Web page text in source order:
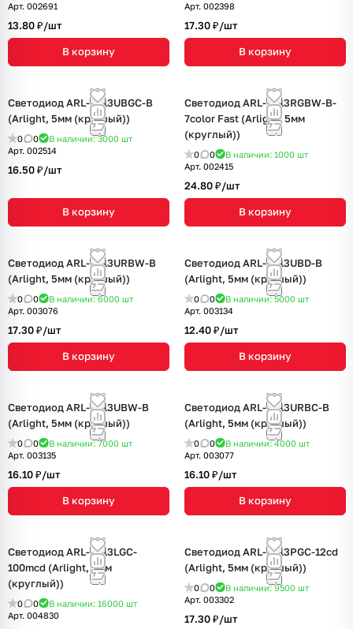
Арт. 002691
13.80 ₽/шт
В корзину
Арт. 002398
17.30 ₽/шт
В корзину
Светодиод ARL-5013UBGC-B
(Arlight, 5мм (круглый))
0 0 В наличии: 3000 шт
Арт. 002514
16.50 ₽/шт
В корзину
Светодиод ARL-5013RGBW-B-
7color Fast (Arlight, 5мм
(круглый))
0 0 В наличии: 1000 шт
Арт. 002415
24.80 ₽/шт
В корзину
Светодиод ARL-5013URBW-B
(Arlight, 5мм (круглый))
0 0 В наличии: 6000 шт
Арт. 003076
17.30 ₽/шт
В корзину
Светодиод ARL-5013UBD-B
(Arlight, 5мм (круглый))
0 0 В наличии: 5000 шт
Арт. 003134
12.40 ₽/шт
В корзину
Светодиод ARL-5013UBW-B
(Arlight, 5мм (круглый))
0 0 В наличии: 7000 шт
Арт. 003135
16.10 ₽/шт
В корзину
Светодиод ARL-5013URBC-B
(Arlight, 5мм (круглый))
0 0 В наличии: 4000 шт
Арт. 003077
16.10 ₽/шт
В корзину
Светодиод ARL-5213LGC-
100mcd (Arlight, 5мм
(круглый))
0 0 В наличии: 16000 шт
Арт. 004830
Светодиод ARL-5213PGC-12cd
(Arlight, 5мм (круглый))
0 0 В наличии: 9500 шт
Арт. 003302
17.30 ₽/шт